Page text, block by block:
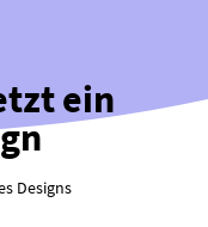
ein
Designs